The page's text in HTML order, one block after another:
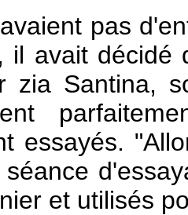
pas
il avait décidé
zia Santina,
essayés.
et utilisés